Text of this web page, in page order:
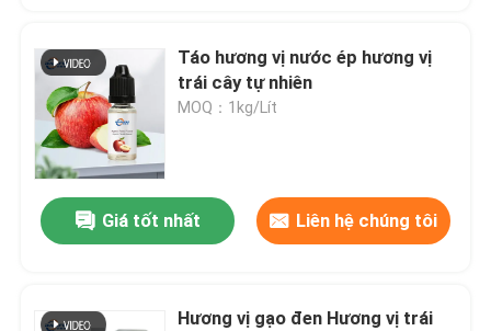
Video
Trình diễn VR
Về chúng tôi
Táo hương vị nước ép hương vị
trái cây tự nhiên
MOQ：1kg/Lít
Giá tốt nhất Liên hệ chúng tôi
Hương vị gạo đen Hương vị trái